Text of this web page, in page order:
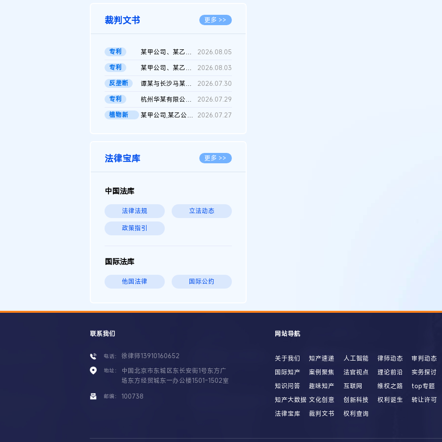
裁判文书 更多 >>
专利 某甲公司、某乙公司、某丙公司申请诉前行为保全复议裁定书
2026.08.05
专利
某甲公司、某乙公司、官某与某丙公司专利申请权权属纠纷 二审判决...
2026.08.03
反垄断
谭某与长沙马某堆农产品股份有限公司滥用市场支配地位纠纷二审裁...
2026.07.30
专利
杭州华某有限公司与菲某有限公司侵害发明专利权纠纷
2026.07.29
植物新
某甲公司,某乙公司,某门市部,某丙公司植物新品种临时保护期使用费... 2026.07.27
法律宝库 更多 >>
中国法库
法律法规 立法动态
政策指引
国际法库
他国法律 国际公约
联系我们
电话： 徐律师13910160652
地址：
中国北京市东城区东长安街1号东方广
场东方经贸城东一办公楼1501-1502室
邮编： 100738
网站导航
关于我们 知产速递 人工智能 律师动态
审判动态
国际知产
案例聚焦 法官视点 理论前沿
实务探讨
知识问答
趣味知产 互联网 维权之路
top专题
知产大数据 文化创意 创新科技 权利诞生
转让许可
法律宝库
裁判文书 权利查询